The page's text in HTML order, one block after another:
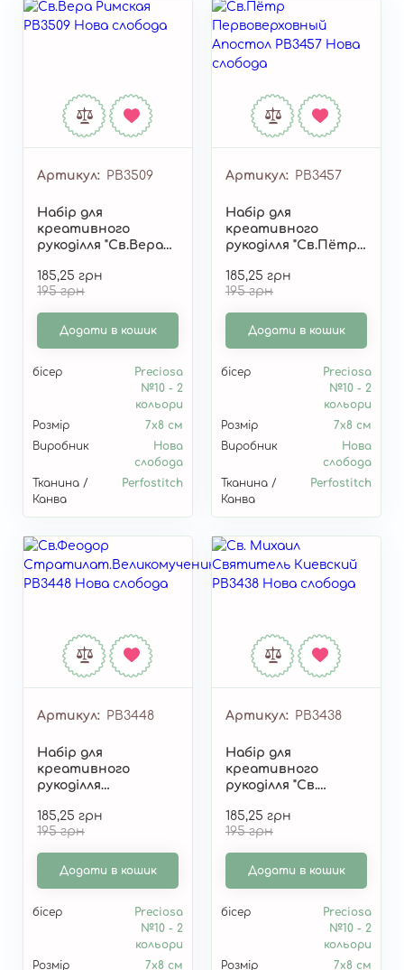
Артикул РВ3509
Набір для
креативного
рукоділля "Св.Вера
185,25 грн
195 грн
Додати в кошик
бісер
Preciosa
№10 - 2
кольори
Розмір
7x8 см
Виробник
Нова
слобода
Тканина /
Канва
Perfostitch
Артикул РВ3457
Набір для
креативного
рукоділля "Св.Пётр
Апостол" РВ3457
185,25 грн
195 грн
Додати в кошик
бісер
Preciosa
№10 - 2
кольори
Розмір
7х8 см
Виробник
Нова
слобода
Тканина /
Канва
Perfostitch
Артикул РВ3448
Набір для
креативного
рукоділля
Стратілат.Велікомученік"
РВ3448
185,25 грн
195 грн
Додати в кошик
бісер
Preciosa
№10 - 2
кольори
Розмір
7х8 см
Артикул РВ3438
Набір для
креативного
рукоділля "Св.
Святитель
Київський" РВ3438
185,25 грн
195 грн
Додати в кошик
бісер
Preciosa
№10 - 2
кольори
Розмір
7х8 см